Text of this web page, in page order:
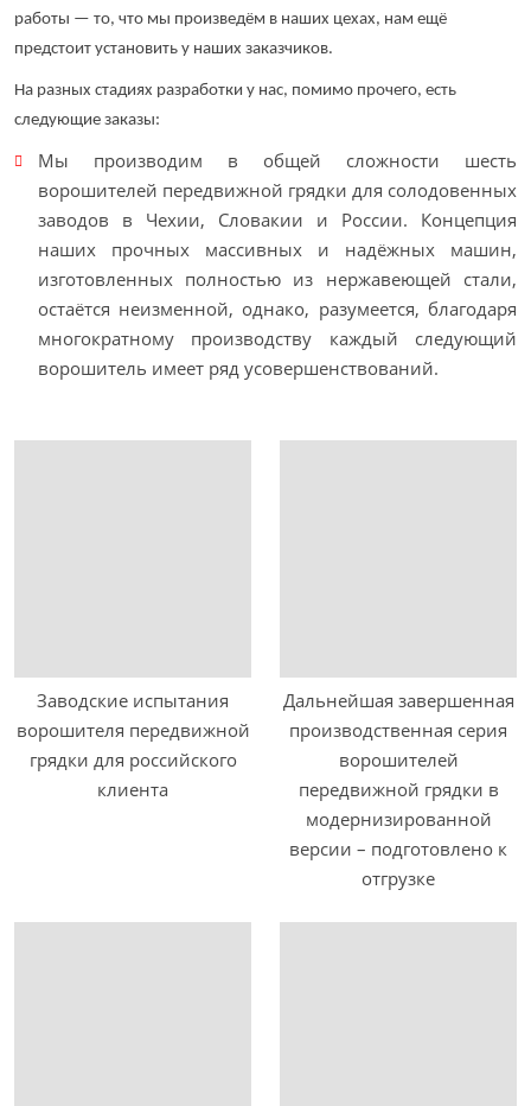
работы — то, что мы произведём в наших цехах, нам ещё
предстоит установить у наших заказчиков.
На разных стадиях разработки у нас, помимо прочего, есть
следующие заказы:
Мы производим в общей сложности шесть
ворошителей передвижной грядки для солодовенных
заводов в Чехии, Словакии и России. Концепция
наших прочных массивных и надёжных машин,
изготовленных полностью из нержавеющей стали,
остаётся неизменной, однако, разумеется, благодаря
многократному производству каждый следующий
ворошитель имеет ряд усовершенствований.
Заводские испытания
ворошителя передвижной
грядки для российского
клиента
Дальнейшая завершенная
производственная серия
ворошителей
передвижной грядки в
модернизированной
версии – подготовлено к
отгрузке